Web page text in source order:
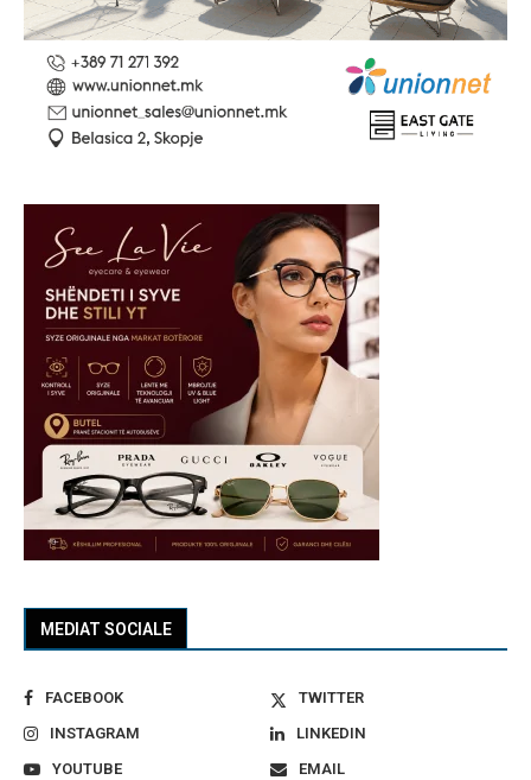
MEDIAT SOCIALE
FACEBOOK
TWITTER
INSTAGRAM
LINKEDIN
YOUTUBE
EMAIL